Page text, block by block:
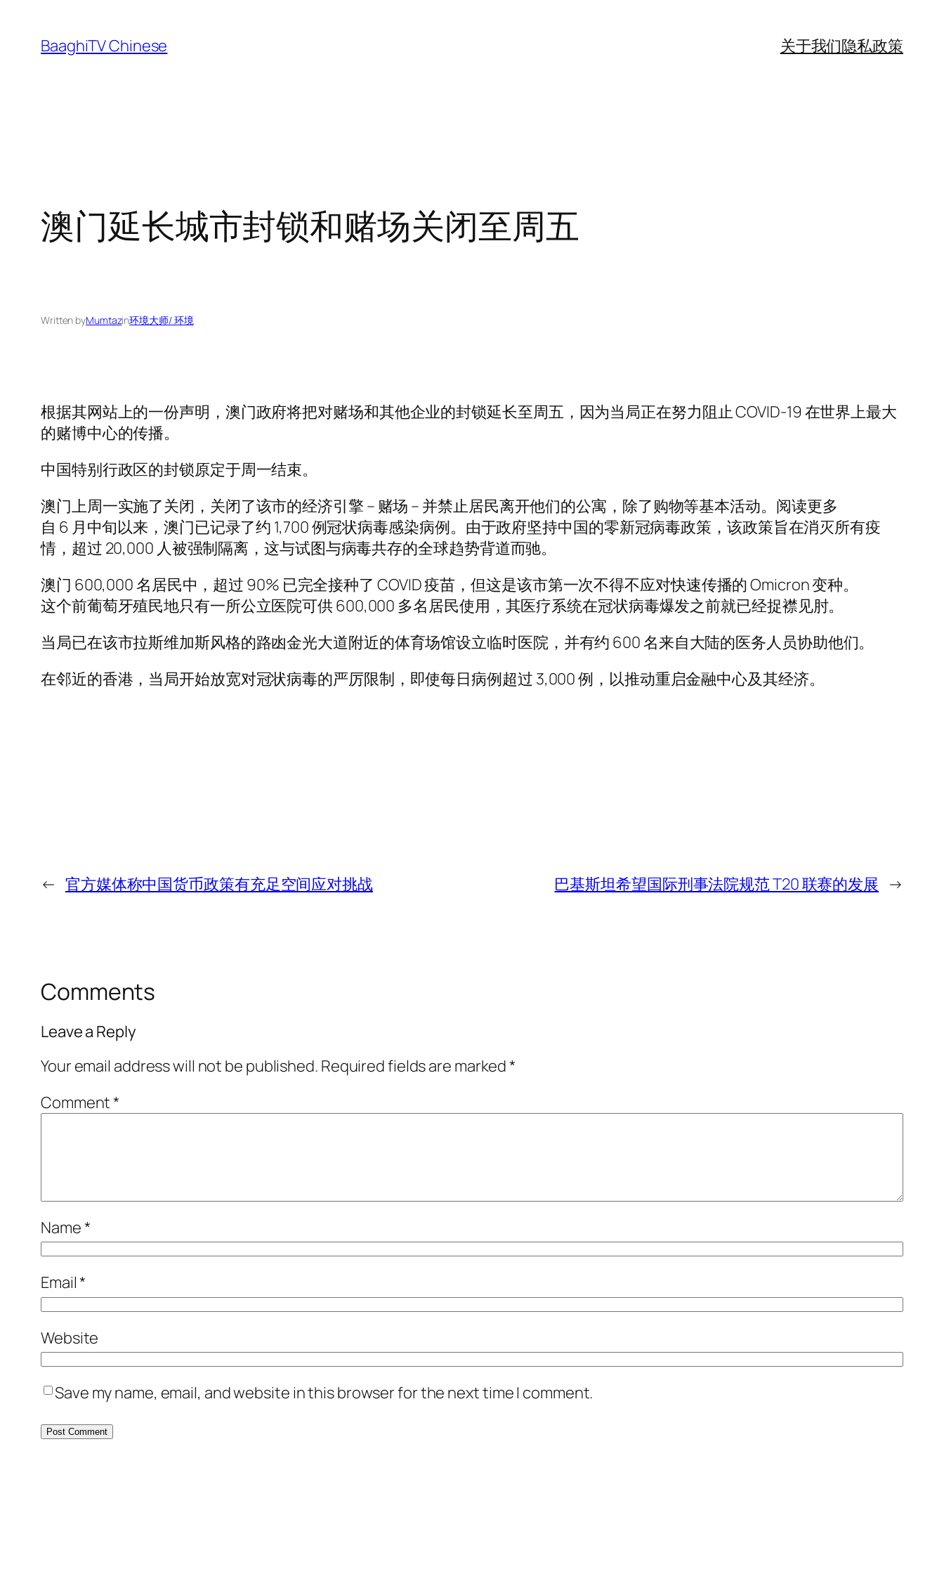
content
BaaghiTV Chinese 关于我们隐私政策
澳门延长城市封锁和赌场关闭至周五
Written byMumtazin环境大师/ 环境
根据其网站上的一份声明，澳门政府将把对赌场和其他企业的封锁延长至周五，因为当局正在努力阻止 COVID-19 在世界上最大
的赌博中心的传播。
中国特别行政区的封锁原定于周一结束。
澳门上周一实施了关闭，关闭了该市的经济引擎 – 赌场 – 并禁止居民离开他们的公寓，除了购物等基本活动。阅读更多
自 6 月中旬以来，澳门已记录了约 1,700 例冠状病毒感染病例。由于政府坚持中国的零新冠病毒政策，该政策旨在消灭所有疫
情，超过 20,000 人被强制隔离，这与试图与病毒共存的全球趋势背道而驰。
澳门 600,000 名居民中，超过 90% 已完全接种了 COVID 疫苗，但这是该市第一次不得不应对快速传播的 Omicron 变种。
这个前葡萄牙殖民地只有一所公立医院可供 600,000 多名居民使用，其医疗系统在冠状病毒爆发之前就已经捉襟见肘。
当局已在该市拉斯维加斯风格的路凼金光大道附近的体育场馆设立临时医院，并有约 600 名来自大陆的医务人员协助他们。
在邻近的香港，当局开始放宽对冠状病毒的严厉限制，即使每日病例超过 3,000 例，以推动重启金融中心及其经济。
← 官方媒体称中国货币政策有充足空间应对挑战 巴基斯坦希望国际刑事法院规范 T20 联赛的发展 →
Comments
Leave a Reply
Your email address will not be published. Required fields are marked*
Comment*
Name*
Email*
Website
Save my name, email, and website in this browser for the next time I comment.